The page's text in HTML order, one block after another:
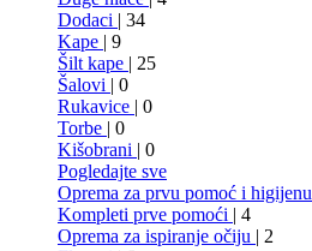
Dodaci | 34
Kape | 9
Šilt kape | 25
Šalovi | 0
Rukavice | 0
Torbe | 0
Kišobrani | 0
Pogledajte sve
Oprema za prvu pomoć i higijenu
Kompleti prve pomoći | 4
Oprema za ispiranje očiju | 2